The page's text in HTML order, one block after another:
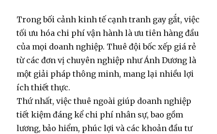
Trong bối cảnh kinh tế cạnh tranh gay gắt, việc
tối ưu hóa chi phí vận hành là ưu tiên hàng đầu
của mọi doanh nghiệp. Thuê đội bốc xếp giá rẻ
từ các đơn vị chuyên nghiệp như Ánh Dương là
một giải pháp thông minh, mang lại nhiều lợi
ích thiết thực.
Thứ nhất, việc thuê ngoài giúp doanh nghiệp
tiết kiệm đáng kể chi phí nhân sự, bao gồm
lương, bảo hiểm, phúc lợi và các khoản đầu tư